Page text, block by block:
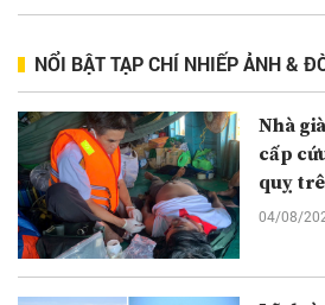
NỔI BẬT TẠP CHÍ NHIẾP ẢNH &
Nhà
cấp
quỵ
04/08/